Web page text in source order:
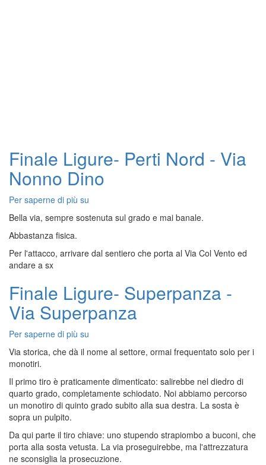
Finale Ligure- Perti Nord - Via
Nonno Dino
Per saperne di più su
Perti
Via
Bella via, sempre sostenuta sul grado e mai banale.
Abbastanza fisica.
Per l'attacco, arrivare dal sentiero che porta al Via Col Vento ed
andare a sx
Finale Ligure- Superpanza -
Via Superpanza
Per saperne di più su
Superpanza
Via
Superpanza
Via storica, che dà il nome al settore, ormai frequentato solo per i
monotiri.
Il primo tiro è praticamente dimenticato: salirebbe nel diedro di
quarto grado, completamente schiodato. Noi abbiamo percorso
un monotiro di quinto grado subito alla sua destra. La sosta è
sopra un pulpito.
Da qui parte il tiro chiave: uno stupendo strapiombo a buconi, che
porta alla sosta vetusta. La via proseguirebbe, ma l'attrezzatura
ne sconsiglia la prosecuzione.